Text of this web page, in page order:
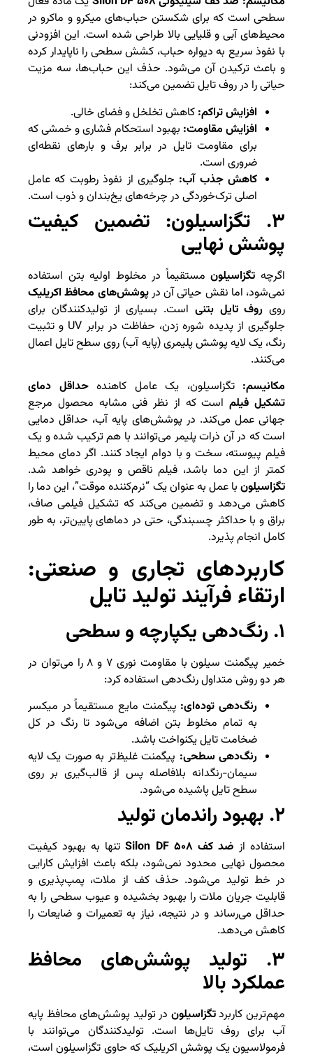
سطحی است که برای شکستن حباب‌های میکرو و ماکرو در
محیط‌های آبی و قلیایی بالا طراحی شده است. این افزودنی
با نفوذ سریع به دیواره حباب، کشش سطحی را ناپایدار کرده
و باعث ترکیدن آن می‌شود. حذف این حباب‌ها، سه مزیت
حیاتی را در روف تایل تضمین می‌کند:
افزایش تراکم: کاهش تخلخل و فضای خالی.
افزایش مقاومت: بهبود استحکام فشاری و خمشی که
برای مقاومت تایل در برابر برف و بارهای نقطه‌ای
ضروری است.
کاهش جذب آب: جلوگیری از نفوذ رطوبت که عامل
اصلی ترک‌خوردگی در چرخه‌های یخ‌بندان و ذوب است.
۳. تگزاسیلون: تضمین کیفیت
پوشش نهایی
اگرچه تگزاسیلونمستقیماً در مخلوط اولیه بتن استفاده
نمی‌شود، اما نقش حیاتی آن درپوشش‌های محافظ اکریلیک
روی روف تایل بتنی است. بسیاری از تولیدکنندگان برای
جلوگیری از پدیده شوره زدن، حفاظت در برابر UV و تثبیت
رنگ، یک لایه پوشش پلیمری (پایه آب) روی سطح تایل اعمال
می‌کنند.
مکانیسم: تگزاسیلون، یک عامل کاهندهحداقل دمای
تشکیل فیلماست که از نظر فنی مشابه محصول مرجع
جهانی عمل می‌کند. در پوشش‌های پایه آب، حداقل دمایی
است که در آن ذرات پلیمر می‌توانند با هم ترکیب شده و یک
فیلم پیوسته، سخت و با دوام ایجاد کنند. اگر دمای محیط
کمتر از این دما باشد، فیلم ناقص و پودری خواهد شد.
تگزاسیلون با عمل به عنوان یک “نرم‌کننده موقت”، این دما را
کاهش می‌دهد و تضمین می‌کند که تشکیل فیلمی صاف،
براق و با حداکثر چسبندگی، حتی در دماهای پایین‌تر، به طور
کامل انجام پذیرد.
کاربردهای تجاری و صنعتی:
ارتقاء فرآیند تولید تایل
۱. رنگ‌دهی یکپارچه و سطحی
خمیر پیگمنت سیلون با مقاومت نوری ۷ و ۸ را می‌توان در
هر دو روش متداول رنگ‌دهی استفاده کرد:
رنگ‌دهی توده‌ای: پیگمنت مایع مستقیماً در میکسر
به تمام مخلوط بتن اضافه می‌شود تا رنگ در کل
ضخامت تایل یکنواخت باشد.
رنگ‌دهی سطحی: پیگمنت غلیظ‌تر به صورت یک لایه
سیمان-رنگدانه بلافاصله پس از قالب‌گیری بر روی
سطح تایل پاشیده می‌شود.
۲. بهبود راندمان تولید
استفاده از ضد کف Silon DF ۵۰۸
تنها به بهبود کیفیت
محصول نهایی محدود نمی‌شود، بلکه باعث افزایش کارایی
در خط تولید می‌شود. حذف کف از ملات، پمپ‌پذیری و
قابلیت جریان ملات را بهبود بخشیده و عیوب سطحی را به
حداقل می‌رساند و در نتیجه، نیاز به تعمیرات و ضایعات را
کاهش می‌دهد.
۳. تولید پوشش‌های محافظ
عملکرد بالا
مهم‌ترین کاربردتگزاسیلون در تولید پوشش‌های محافظ پایه
آب برای روف تایل‌ها است. تولیدکنندگان می‌توانند با
فرمولاسیون یک پوشش اکریلیک که حاوی تگزاسیلون است،